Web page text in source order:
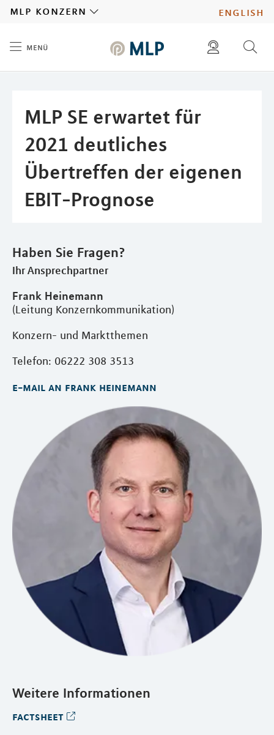
english
mlp konzern
menü
karriere
ad hoc mitteilungen finden
MLP SE erwartet für
2021 deutliches
Übertreffen der eigenen
EBIT-Prognose
Haben Sie Fragen?
Ihr Ansprechpartner
Frank Heinemann
(Leitung Konzernkommunikation)
Konzern- und Marktthemen
Telefon: 06222 308 3513
e-mail an frank heinemann
Weitere Informationen
factsheet